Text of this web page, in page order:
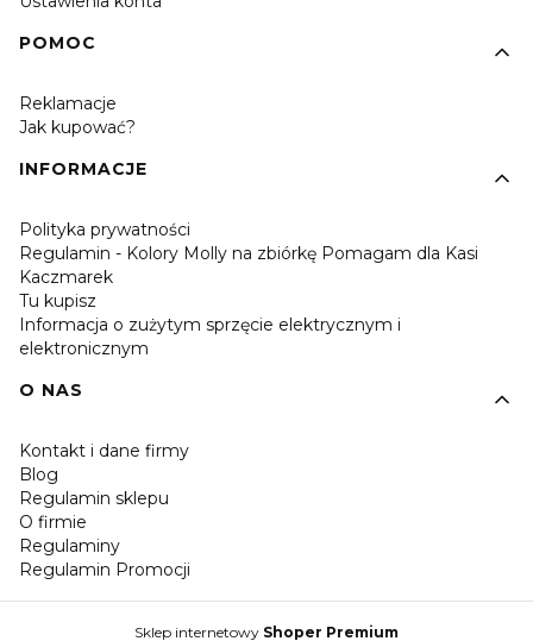
POMOC
Reklamacje
Jak kupować?
INFORMACJE
Polityka prywatności
Regulamin - Kolory Molly na zbiórkę Pomagam dla Kasi
Kaczmarek
Tu kupisz
Informacja o zużytym sprzęcie elektrycznym i
elektronicznym
O NAS
Kontakt i dane firmy
Blog
Regulamin sklepu
O firmie
Regulaminy
Regulamin Promocji
Sklep internetowy Shoper Premium